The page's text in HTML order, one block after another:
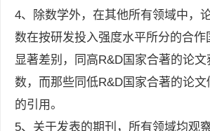
4、除数学外，在其他所有领域中，
数在按研发投入强度水平所分的合作
显著差别，同高R&D国家合著的论文
数，而那些同低R&D国家合著的论
的引用。
5、关于发表的期刊，所有领域均观